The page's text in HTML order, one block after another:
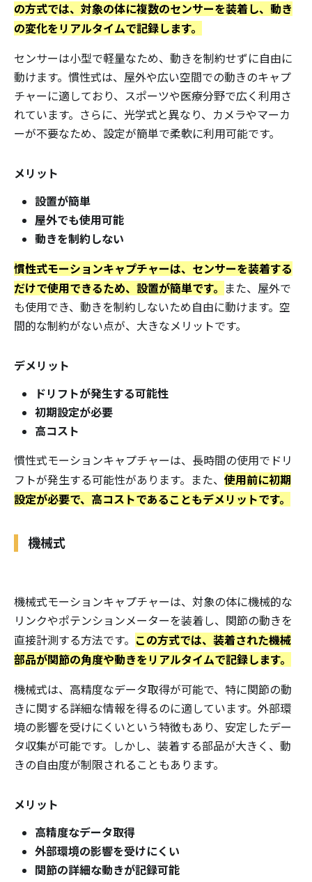
の方式では、対象の体に複数のセンサーを装着し、動き
の変化をリアルタイムで記録します。
センサーは小型で軽量なため、動きを制約せずに自由に
動けます。慣性式は、屋外や広い空間での動きのキャプ
チャーに適しており、スポーツや医療分野で広く利用さ
れています。さらに、光学式と異なり、カメラやマーカ
ーが不要なため、設定が簡単で柔軟に利用可能です。
メリット
設置が簡単
屋外でも使用可能
動きを制約しない
慣性式モーションキャプチャーは、センサーを装着する
だけで使用できるため、設置が簡単です。
また、屋外で
も使用でき、動きを制約しないため自由に動けます。空
間的な制約がない点が、大きなメリットです。
デメリット
ドリフトが発生する可能性
初期設定が必要
高コスト
慣性式モーションキャプチャーは、長時間の使用でドリ
フトが発生する可能性があります。また、 使用前に初期
設定が必要で、高コストであることもデメリットです。
機械式
機械式モーションキャプチャーは、対象の体に機械的な
リンクやポテンションメーターを装着し、関節の動きを
直接計測する方法です。 この方式では、装着された機械
部品が関節の角度や動きをリアルタイムで記録します。
機械式は、高精度なデータ取得が可能で、特に関節の動
きに関する詳細な情報を得るのに適しています。外部環
境の影響を受けにくいという特徴もあり、安定したデー
タ収集が可能です。しかし、装着する部品が大きく、動
きの自由度が制限されることもあります。
メリット
高精度なデータ取得
外部環境の影響を受けにくい
関節の詳細な動きが記録可能